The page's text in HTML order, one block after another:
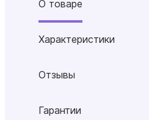
О товаре
Характеристики
Отзывы
Гарантии